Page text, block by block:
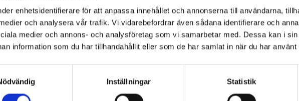
enhetsidentifierare för att anpassa innehållet och annonserna till användarna,
och analysera vår trafik. Vi vidarebefordrar även sådana identifierare och
medier och annons- och analysföretag som vi samarbetar med. Dessa kan i
information som du har tillhandahållit eller som de har samlat in när du har använt
Inställningar Statistik
I Horn Lykta Med Fönster Av Råhud
899,00 kr
Snabbvy